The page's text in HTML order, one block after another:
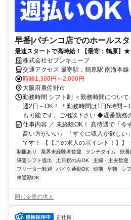
早番|パチンコ店でのホールス
最速スタートで高時給！【最寄：鶴原】
2日～＆短時間も可能！しっかり稼げる◎
株式会社セブンキューブ
交通アクセス 最寄駅：鶴原駅 南海本線 鶴原駅 徒歩10分 (国道26号線
沿い)
時給1,300円～2,000円
大阪府泉佐野市
勤務時間 シフト制 ＜勤務時間につい
週2日～OK！ ＊勤務時間は1日5時間
も可能です。ご相談下さい ◆遅番勤務
仕事内容 ／ 未経験OK！ 高待遇で「今
高い方がいい」 「すぐに収入が欲し
です！ 【【この求人のポイント！】】
制服あり 業界未経験者歓迎 ランチタイム 扶養
隔週シフト提出
土日祝のみOK 主婦・主夫歓迎
フリーター歓迎
バイク通勤OK 短期 早朝 シ
車通勤OK
同じ企業の求人
正社員